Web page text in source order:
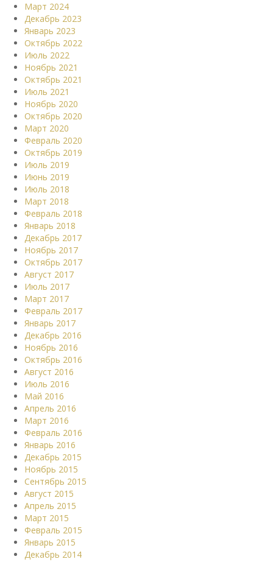
Март 2024
Декабрь 2023
Январь 2023
Октябрь 2022
Июль 2022
Ноябрь 2021
Октябрь 2021
Июль 2021
Ноябрь 2020
Октябрь 2020
Март 2020
Февраль 2020
Октябрь 2019
Июль 2019
Июнь 2019
Июль 2018
Март 2018
Февраль 2018
Январь 2018
Декабрь 2017
Ноябрь 2017
Октябрь 2017
Август 2017
Июль 2017
Март 2017
Февраль 2017
Январь 2017
Декабрь 2016
Ноябрь 2016
Октябрь 2016
Август 2016
Июль 2016
Май 2016
Апрель 2016
Март 2016
Февраль 2016
Январь 2016
Декабрь 2015
Ноябрь 2015
Сентябрь 2015
Август 2015
Апрель 2015
Март 2015
Февраль 2015
Январь 2015
Декабрь 2014